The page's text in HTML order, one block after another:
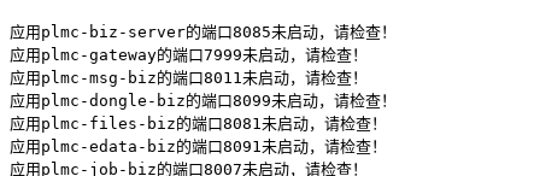
应用plmc-biz-server的端口8085未启动，请检查！
应用plmc-gateway的端口7999未启动，请检查！
应用plmc-msg-biz的端口8011未启动，请检查！
应用plmc-dongle-biz的端口8099未启动，请检查！
应用plmc-files-biz的端口8081未启动，请检查！
应用plmc-edata-biz的端口8091未启动，请检查！
应用plmc-job-biz的端口8007未启动，请检查！